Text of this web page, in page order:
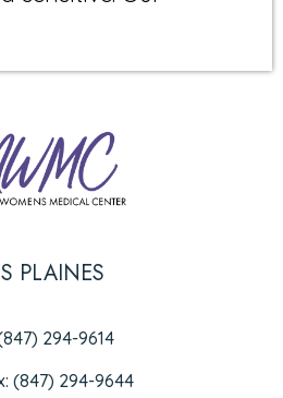
PLAINES
294-9614
(847) 294-9644